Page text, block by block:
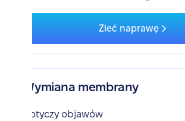
Zleć naprawę
Wymiana membrany
Dotyczy objawów